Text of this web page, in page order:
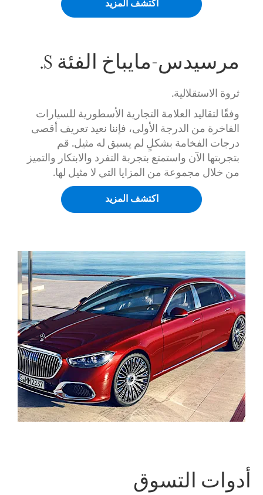
اكتشف المزيد
مرسيدس-مايباخ الفئة S.
ثروة الاستقلالية.
وفقًا لتقاليد العلامة التجارية الأسطورية للسيارات
الفاخرة من الدرجة الأولى، فإننا نعيد تعريف أقصى
درجات الفخامة بشكلٍ لم يسبق له مثيل. قم
بتجربتها الآن واستمتع بتجربة التفرد والابتكار والتميز
من خلال مجموعة من المزايا التي لا مثيل لها.
اكتشف المزيد
أدوات التسوق